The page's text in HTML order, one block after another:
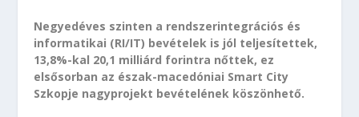
Negyedéves szinten a rendszerintegrációs és
informatikai (RI/IT) bevételek is jól teljesítettek,
13,8%-kal 20,1 milliárd forintra nőttek, ez
elsősorban az észak-macedóniai Smart City
Szkopje nagyprojekt bevételének köszönhető.